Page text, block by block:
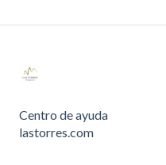
Centro de ayuda
lastorres.com